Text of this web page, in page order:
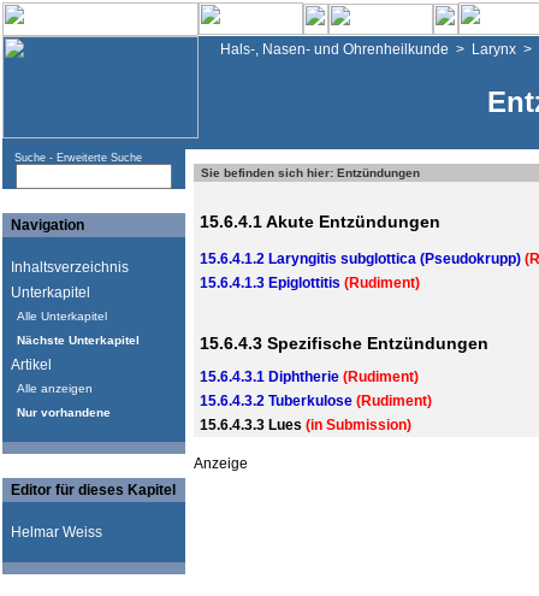
Hals-, Nasen- und Ohrenheilkunde > Larynx >
Suche - Erweiterte Suche
Navigation
Inhaltsverzeichnis
Unterkapitel
Alle Unterkapitel
Nächste Unterkapitel
Artikel
Alle anzeigen
Nur vorhandene
Editor für dieses Kapitel
Helmar Weiss
Sie befinden sich hier: Entzündungen
15.6.4.1 Akute Entzündungen
15.6.4.1.2 Laryngitis subglottica (Pseudokrupp)
15.6.4.1.3 Epiglottitis (Rudiment)
15.6.4.3 Spezifische Entzündungen
15.6.4.3.1 Diphtherie (Rudiment)
15.6.4.3.2 Tuberkulose (Rudiment)
15.6.4.3.3 Lues (in Submission)
Anzeige